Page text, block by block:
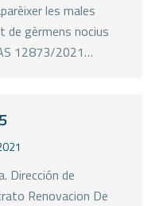
les males
de gèrmens nocius
12873/2021…
Dirección de
Renovacion De